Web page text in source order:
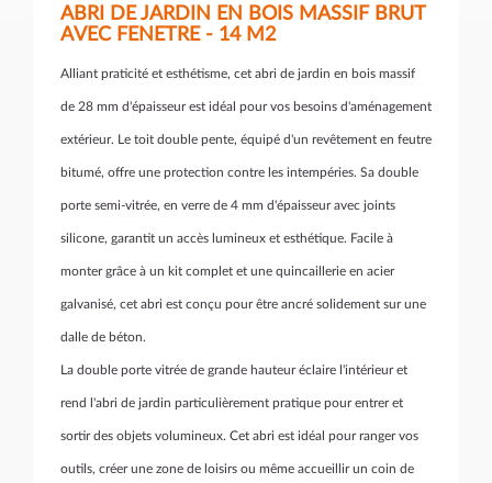
ABRI DE JARDIN EN BOIS MASSIF BRUT
AVEC FENETRE - 14 M2
Alliant praticité et esthétisme, cet abri de jardin en bois massif
de 28 mm d'épaisseur est idéal pour vos besoins d'aménagement
extérieur. Le toit double pente, équipé d'un revêtement en feutre
bitumé, offre une protection contre les intempéries. Sa double
porte semi-vitrée, en verre de 4 mm d'épaisseur avec joints
silicone, garantit un accès lumineux et esthétique. Facile à
monter grâce à un kit complet et une quincaillerie en acier
galvanisé, cet abri est conçu pour être ancré solidement sur une
dalle de béton.
La double porte vitrée de grande hauteur éclaire l'intérieur et
rend l'abri de jardin particulièrement pratique pour entrer et
sortir des objets volumineux. Cet abri est idéal pour ranger vos
outils, créer une zone de loisirs ou même accueillir un coin de